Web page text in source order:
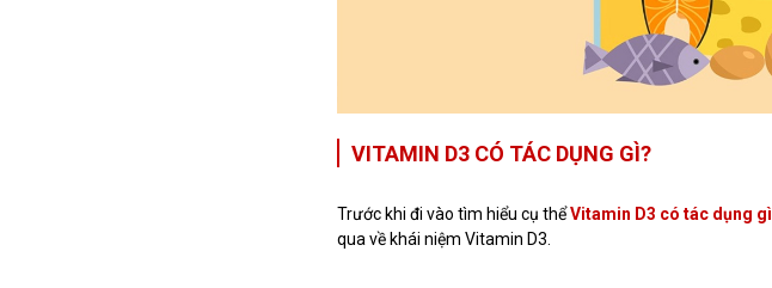
VITAMIN D3 CÓ TÁC DỤNG GÌ?
Trước khi đi vào tìm hiểu cụ thểVitamin D3 có tác dụng gì
qua về khái niệm Vitamin D3.